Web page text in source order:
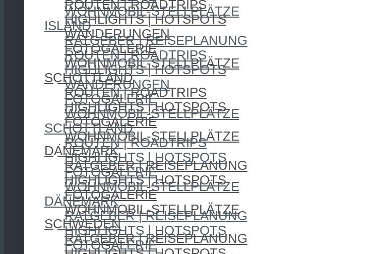
ROUTEN | ROADTRIPS
HIGHLIGHTS | HOTSPOTS
WANDERUNGEN
FOTOGALERIE
WOHNMOBIL-STELLPLÄTZE
SCHOTTLAND
ROUTEN | ROADTRIPS
HIGHLIGHTS | HOTSPOTS
FOTOGALERIE
WOHNMOBIL-STELLPLÄTZE
DÄNEMARK
RATGEBER | REISEPLANUNG
HIGHLIGHTS | HOTSPOTS
FOTOGALERIE
WOHNMOBIL-STELLPLÄTZE
SCHWEDEN
RATGEBER | REISEPLANUNG
WOHNMOBIL-STELLPLÄTZE
ISLAND
RATGEBER | REISEPLANUNG
ROUTEN | ROADTRIPS
HIGHLIGHTS | HOTSPOTS
WANDERUNGEN
FOTOGALERIE
WOHNMOBIL-STELLPLÄTZE
SCHOTTLAND
ROUTEN | ROADTRIPS
HIGHLIGHTS | HOTSPOTS
FOTOGALERIE
WOHNMOBIL-STELLPLÄTZE
DÄNEMARK
RATGEBER | REISEPLANUNG
HIGHLIGHTS | HOTSPOTS
FOTOGALERIE